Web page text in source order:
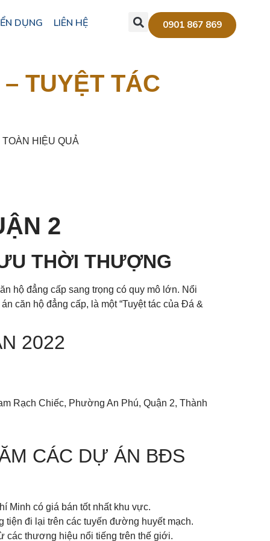
DỤNG LIÊN HỆ 0901 867 869
TUYỆT TÁC
HIỆU QUẢ
2
THỜI THƯỢNG
hộ đẳng cấp sang trọng có quy mô lớn. Nổi
căn hộ đẳng cấp, là một “Tuyệt tác của Đá &
2022
Rạch Chiếc, Phường An Phú, Quận 2, Thành
CÁC DỰ ÁN BĐS
Minh có giá bán tốt nhất khu vực.
đi lại trên các tuyến đường huyết mạch.
các thương hiệu nổi tiếng trên thế giới.